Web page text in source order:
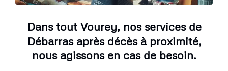
Dans tout Vourey, nos services de
Débarras après décès à proximité,
nous agissons en cas de besoin.